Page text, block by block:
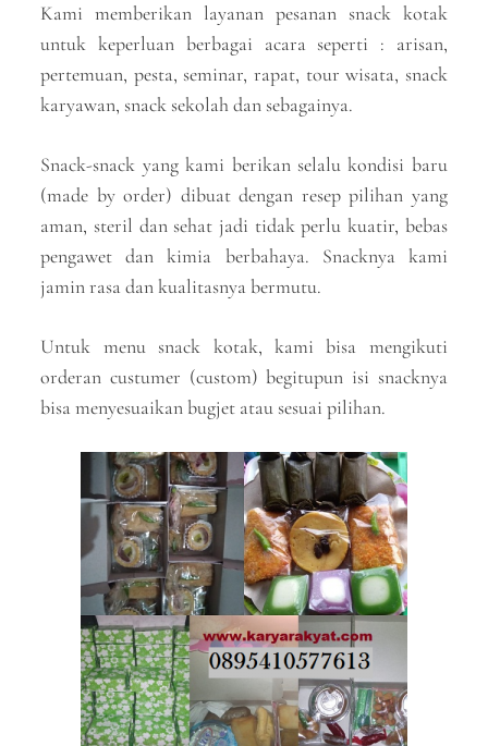
Kami memberikan layanan pesanan snack kotak
untuk keperluan berbagai acara seperti : arisan,
pertemuan, pesta, seminar, rapat, tour wisata, snack
karyawan, snack sekolah dan sebagainya.
Snack-snack yang kami berikan selalu kondisi baru
(made by order) dibuat dengan resep pilihan yang
aman, steril dan sehat jadi tidak perlu kuatir, bebas
pengawet dan kimia berbahaya. Snacknya kami
jamin rasa dan kualitasnya bermutu.
Untuk menu snack kotak, kami bisa mengikuti
orderan custumer (custom) begitupun isi snacknya
bisa menyesuaikan bugjet atau sesuai pilihan.